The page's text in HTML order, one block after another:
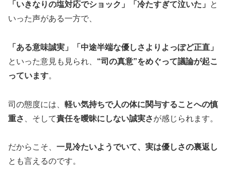
「いきなりの塩対応でショック」「冷たすぎて泣いた」
と
いった声がある一方で、
「ある意味誠実」「中途半端な優しさよりよっぽど正直」
といった意見も見られ、 “司の真意”をめぐって議論が起こ
っています。
司の態度には、 軽い気持ちで人の体に関与することへの慎
重さ
、そして責任を曖昧にしない誠実さが感じられます。
だからこそ、 一見冷たいようでいて、実は優しさの裏返し
とも言えるのです。